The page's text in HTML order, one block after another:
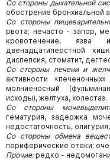
Со стороны дыхательной
обострение бронхиальной
Со стороны
рвота; нечасто - запор,
кровотечение, язва
двенадцатиперстной
диспепсия, стоматит,
Со стороны печени и
активности
молниеносный
исходы), желтуха, холестаз.
Со стороны
гематурия, задержка
недостаточность,
Со стороны обмена
периферические отеки;
Прочие: редко -